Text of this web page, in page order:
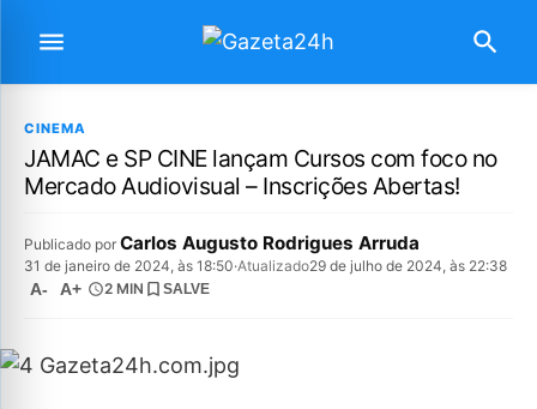
CINEMA
JAMAC e SP CINE lançam Cursos com foco no
Mercado Audiovisual – Inscrições Abertas!
Publicado por Carlos Augusto Rodrigues Arruda
31 de janeiro de 2024, às 18:50·Atualizado29 de julho de 2024, às 22:38
A- A+ 2 MIN SALVE